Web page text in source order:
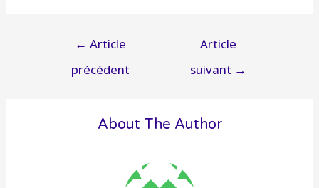
Navigation
l’article
← Article
précédent
Article
suivant →
About The Author